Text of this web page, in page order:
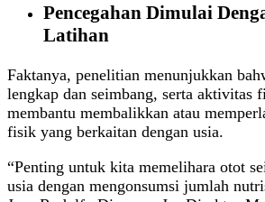
Pencegahan Dimulai
Latihan
Faktanya, penelitian menunjukkan
lengkap dan seimbang, serta aktivitas
membantu membalikkan atau
fisik yang berkaitan dengan usia.
“Penting untuk kita memelihara otot
usia dengan mengonsumsi jumlah